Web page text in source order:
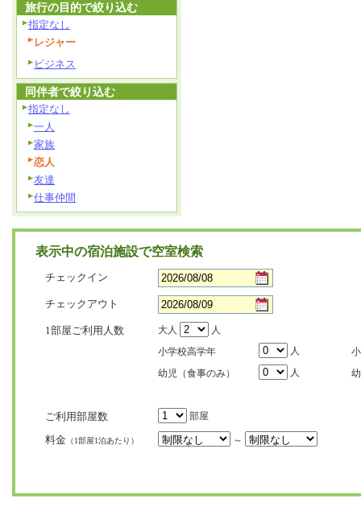
旅行の目的で絞り込む
指定なし
レジャー
ビジネス
同伴者で絞り込む
指定なし
一人
家族
恋人
友達
仕事仲間
表示中の宿泊施設で空室検索
チェックイン
チェックアウト
1部屋ご利用人数 大人
人
小学校高学年
人
幼児（食事のみ）
人
ご利用部屋数 部屋
料金 （1部屋1泊あたり） ～